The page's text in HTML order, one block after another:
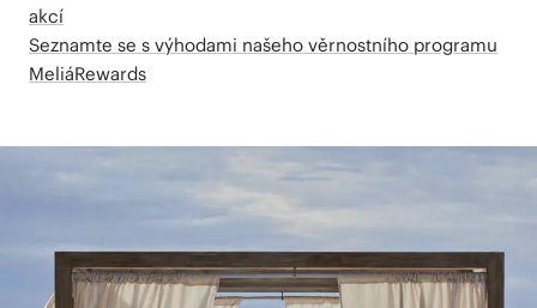
akcí
Seznamte se s výhodami našeho věrnostního programu
MeliáRewards